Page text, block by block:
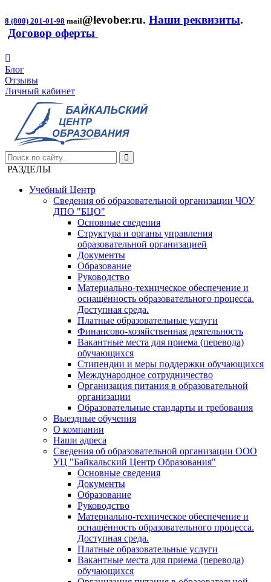
8 (800) 201-01-98 mail@levober.ru. Наши реквизиты.
Договор оферты
Блог
Отзывы
Личный кабинет
РАЗДЕЛЫ
Учебный Центр
Сведения об образовательной организации ЧОУ
ДПО "БЦО"
Основные сведения
Структура и органы управления
образовательной организацией
Документы
Образование
Руководство
Материально-техническое обеспечение и
оснащённость образовательного процесса.
Доступная среда.
Платные образовательные услуги
Финансово-хозяйственная деятельность
Вакантные места для приема (перевода)
обучающихся
Стипендии и меры поддержки обучающихся
Международное сотрудничество
Организация питания в образовательной
организации
Образовательные стандарты и требования
Выездные обучения
О компании
Наши адреса
Сведения об образовательной организации ООО
УЦ "Байкальский Центр Образования"
Основные сведения
Документы
Образование
Руководство
Материально-техническое обеспечение и
оснащённость образовательного процесса.
Доступная среда.
Платные образовательные услуги
Вакантные места для приема (перевода)
обучающихся